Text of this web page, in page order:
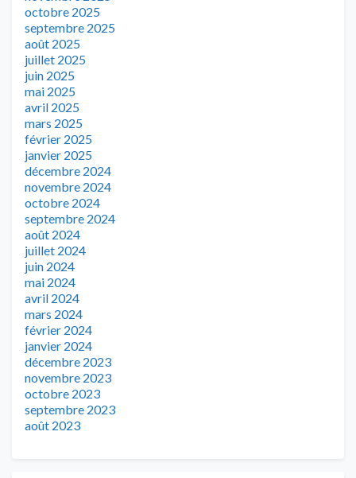
octobre 2025
septembre 2025
août 2025
juillet 2025
juin 2025
mai 2025
avril 2025
mars 2025
février 2025
janvier 2025
décembre 2024
novembre 2024
octobre 2024
septembre 2024
août 2024
juillet 2024
juin 2024
mai 2024
avril 2024
mars 2024
février 2024
janvier 2024
décembre 2023
novembre 2023
octobre 2023
septembre 2023
août 2023